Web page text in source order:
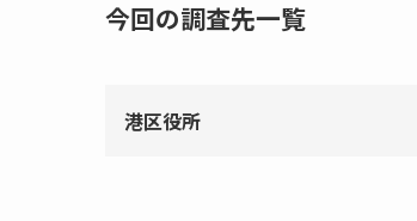
今回の調査先一覧
港区役所